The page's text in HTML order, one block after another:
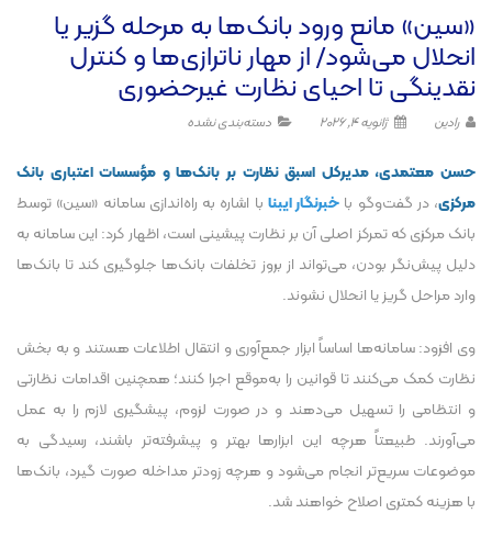
«سین» مانع ورود بانک‌ها به مرحله گزیر یا
انحلال می‌شود/ از مهار ناترازی‌ها و کنترل
نقدینگی تا احیای نظارت غیرحضوری
رادین ژانویه 4, 2026 دسته‌بندی نشده
حسن معتمدی، مدیرکل اسبق نظارت بر بانک‌ها و مؤسسات اعتباری بانک
مرکزی، در گفت‌و‌گو با خبرنگار ایبنا با اشاره به راه‌اندازی سامانه «سین» توسط
بانک مرکزی که تمرکز اصلی آن بر نظارت پیشینی است، اظهار کرد: این سامانه به
دلیل پیش‌نگر بودن، می‌تواند از بروز تخلفات بانک‌ها جلوگیری کند تا بانک‌ها
وارد مراحل گریز یا انحلال نشوند.
وی افزود: سامانه‌ها اساساً ابزار جمع‌آوری و انتقال اطلاعات هستند و به بخش
نظارت کمک می‌کنند تا قوانین را به‌موقع اجرا کنند؛ همچنین اقدامات نظارتی
و انتظامی را تسهیل می‌دهند و در صورت لزوم، پیشگیری لازم را به عمل
می‌آورند. طبیعتاً هرچه این ابزار‌ها بهتر و پیشرفته‌تر باشند، رسیدگی به
موضوعات سریع‌تر انجام می‌شود و هرچه زودتر مداخله صورت گیرد، بانک‌ها
با هزینه کمتری اصلاح خواهند شد.